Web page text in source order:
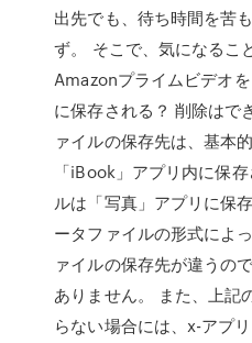
出先でも、待ち時間を苦
ず。 そこで、気になるこ
Amazonプライムビデオ
に保存される？ 削除はで
ァイルの保存先は、基本
「iBook」アプリ内に保
ルは「写真」アプリに保
ータファイルの形式によ
ァイルの保存先が違うの
ありません。 また、上記
らない場合には、x-アプ